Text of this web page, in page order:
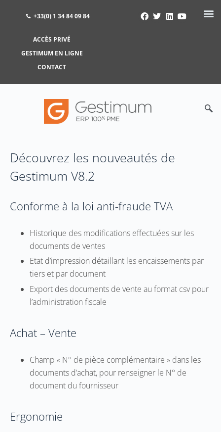
ACCÈS PRIVÉ
GESTIMUM EN LIGNE
CONTACT
+33(0) 1 34 84 09 84
Découvrez les nouveautés de
Gestimum V8.2
Conforme à la loi anti-fraude TVA
Historique des modifications effectuées sur les
documents de ventes
Etat d’impression détaillant les encaissements par
tiers et par document
Export des documents de vente au format csv pour
l’administration fiscale
Achat – Vente
Champ « N° de pièce complémentaire » dans les
documents d’achat, pour renseigner le N° de
document du fournisseur
Ergonomie